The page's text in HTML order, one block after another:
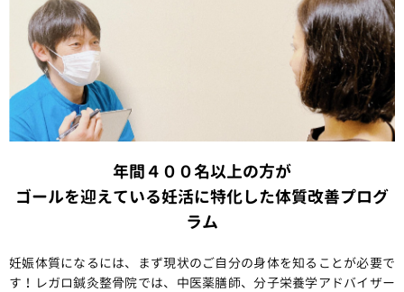
年間４００名以上の方が
ゴールを迎えている妊活に特化した体質改善プログ
ラム
妊娠体質になるには、まず現状のご自分の身体を知ることが必要で
す！レガロ鍼灸整骨院では、中医薬膳師、分子栄養学アドバイザー